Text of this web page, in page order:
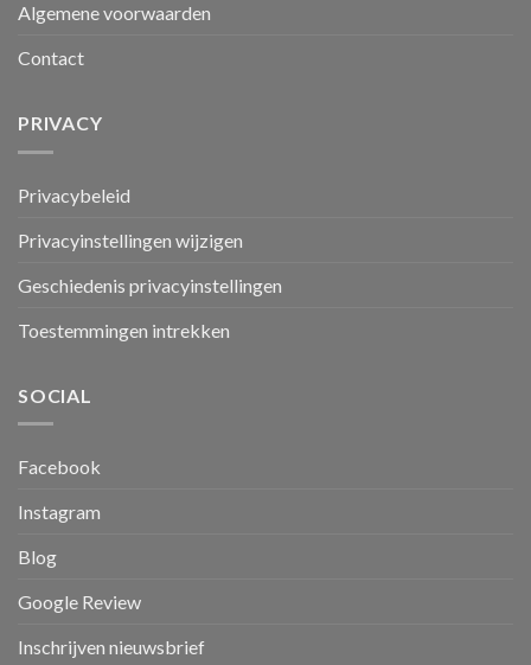
Algemene voorwaarden
Contact
PRIVACY
Privacybeleid
Privacyinstellingen wijzigen
Geschiedenis privacyinstellingen
Toestemmingen intrekken
SOCIAL
Facebook
Instagram
Blog
Google Review
Inschrijven nieuwsbrief